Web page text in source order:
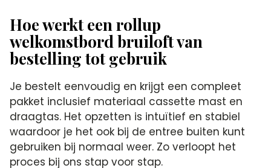
Hoe werkt een rollup
welkomstbord bruiloft van
bestelling tot gebruik
Je bestelt eenvoudig en krijgt een compleet
pakket inclusief materiaal cassette mast en
draagtas. Het opzetten is intuïtief en stabiel
waardoor je het ook bij de entree buiten kunt
gebruiken bij normaal weer. Zo verloopt het
proces bij ons stap voor stap.